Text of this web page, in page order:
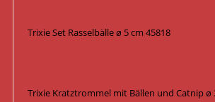
Trixie Set Rasselbälle ø 5 cm 45818
Trixie Kratztrommel mit Bällen und Catnip ø